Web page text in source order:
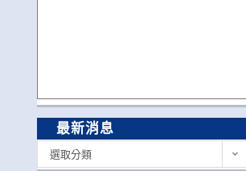
最新消息
選取分類